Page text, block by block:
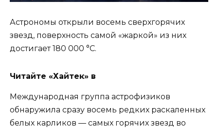
Астрономы открыли восемь сверхгорячих
звезд, поверхность самой «жаркой» из них
достигает 180 000 °С.
Читайте «Хайтек» в
Международная группа астрофизиков
обнаружила сразу восемь редких раскаленных
белых карликов — самых горячих звезд во